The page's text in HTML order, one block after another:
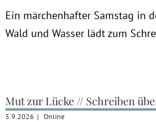
Ein märchenhafter Samstag in
Wald und Wasser lädt zum
Mut zur Lücke // Schreiben
5.9.2026 | Online